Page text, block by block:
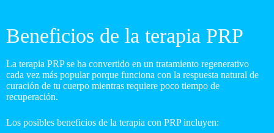
Beneficios de la terapia PRP
La terapia PRP se ha convertido en un tratamiento regenerativo
cada vez más popular porque funciona con la respuesta natural de
curación de tu cuerpo mientras requiere poco tiempo de
recuperación.
Los posibles beneficios de la terapia con PRP incluyen: